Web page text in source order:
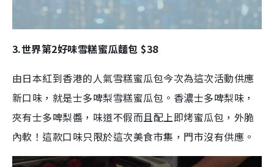
3.世界第2好味雪糕蜜瓜麵包 $38
由日本紅到香港的人氣雪糕蜜瓜包今次為這次活動供應
新口味，就是士多啤梨雪糕蜜瓜包。香濃士多啤梨味，
夾有士多啤梨醬，味道不假而且配上即烤蜜瓜包，外脆
內軟！這款口味只限於這次美食市集，門市沒有供應。